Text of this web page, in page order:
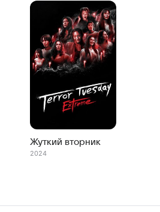
Жуткий вторник
2024